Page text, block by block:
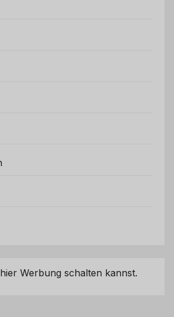
Werbung schalten kannst.